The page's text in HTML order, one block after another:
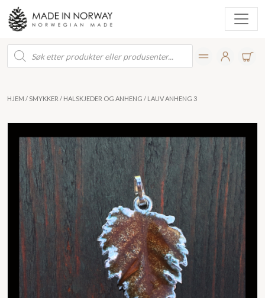
Products
search
HJEM / SMYKKER / HALSKJEDER OG ANHENG / LAUV ANHENG 3